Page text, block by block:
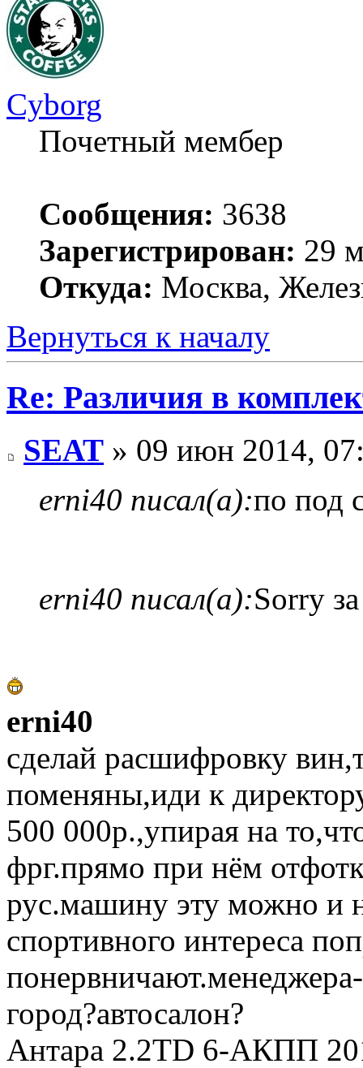
Cyborg
Почетный мембер
Сообщения: 3638
Зарегистрирован: 29
Откуда: Москва,
Вернуться к началу
Re: Различия в
SEAT » 09 июн 2014,
erni40 писал(а):по под
erni40 писал(а):Sorry
erni40
сделай расшифровку
поменяны,иди к
500 000р.,упирая на
фрг.прямо при нём
рус.машину эту можно и
спортивного интереса
город?автосалон?
Антара 2.2TD 6-АКПП